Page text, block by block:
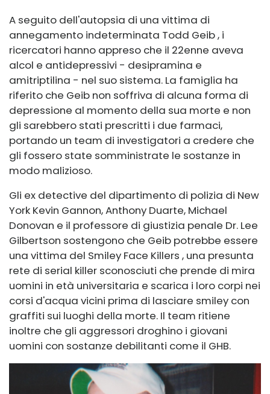
A seguito dell'autopsia di una vittima di
annegamento indeterminata Todd Geib, i
ricercatori hanno appreso che il 22enne aveva
alcol e antidepressivi - desipramina e
amitriptilina - nel suo sistema. La famiglia ha
riferito che Geib non soffriva di alcuna forma di
depressione al momento della sua morte e non
gli sarebbero stati prescritti i due farmaci,
portando un team di investigatori a credere che
gli fossero state somministrate le sostanze in
modo malizioso.
Gli ex detective del dipartimento di polizia di New
York Kevin Gannon, Anthony Duarte, Michael
Donovan e il professore di giustizia penale Dr. Lee
Gilbertson sostengono che Geib potrebbe essere
una vittima del Smiley Face Killers , una presunta
rete di serial killer sconosciuti che prende di mira
uomini in età universitaria e scarica i loro corpi nei
corsi d'acqua vicini prima di lasciare smiley con
graffiti sui luoghi della morte. Il team ritiene
inoltre che gli aggressori droghino i giovani
uomini con sostanze debilitanti come il GHB.